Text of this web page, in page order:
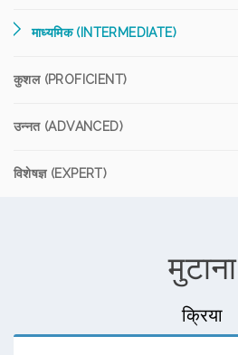
माध्यमिक (INTERMEDIATE)
कुशल (PROFICIENT)
उन्नत (ADVANCED)
विशेषज्ञ (EXPERT)
मुटाना
क्रिया